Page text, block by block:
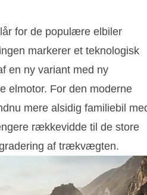
for de populære elbiler
markerer et teknologisk
en ny variant med ny
elmotor. For den moderne
mere alsidig familiebil
rækkevidde til de store
af trækvægten.